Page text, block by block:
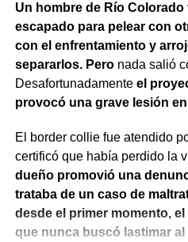
Un hombre de Río
escapado para pelear con
con el enfrentamiento y
separarlos. Peronada salió
Desafortunadamente el
provocó una grave lesión
El border collie fue atendido
certificó que había perdido la
dueño promovió una
trataba de un caso de
desde el primer momento,
que nunca buscó lastimar